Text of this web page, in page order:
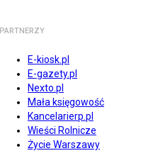
PARTNERZY
E-kiosk.pl
E-gazety.pl
Nexto.pl
Mała księgowość
Kancelarierp.pl
Wieści Rolnicze
Życie Warszawy